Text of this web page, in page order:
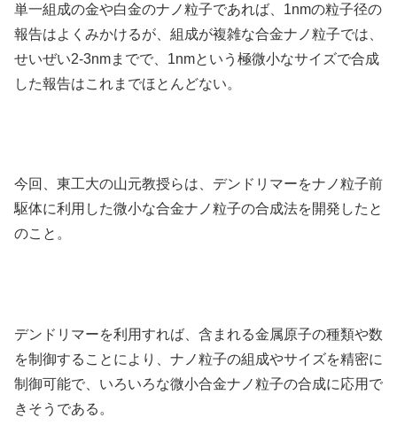
単一組成の金や白金のナノ粒子であれば、1nmの粒子径の
報告はよくみかけるが、組成が複雑な合金ナノ粒子では、
せいぜい2-3nmまでで、1nmという極微小なサイズで合成
した報告はこれまでほとんどない。
今回、東工大の山元教授らは、デンドリマーをナノ粒子前
駆体に利用した微小な合金ナノ粒子の合成法を開発したと
のこと。
デンドリマーを利用すれば、含まれる金属原子の種類や数
を制御することにより、ナノ粒子の組成やサイズを精密に
制御可能で、いろいろな微小合金ナノ粒子の合成に応用で
きそうである。